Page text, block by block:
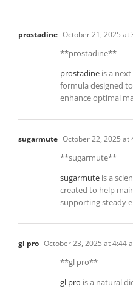
prostadine October 21, 2025 at
** prostadine**
prostadine is a
formula designed
enhance optimal
sugarmute October 22, 2025 at
** sugarmute**
sugarmute is a
created to help
supporting steady
gl pro October 23, 2025 at 4:44
**gl pro**
gl pro is a natural